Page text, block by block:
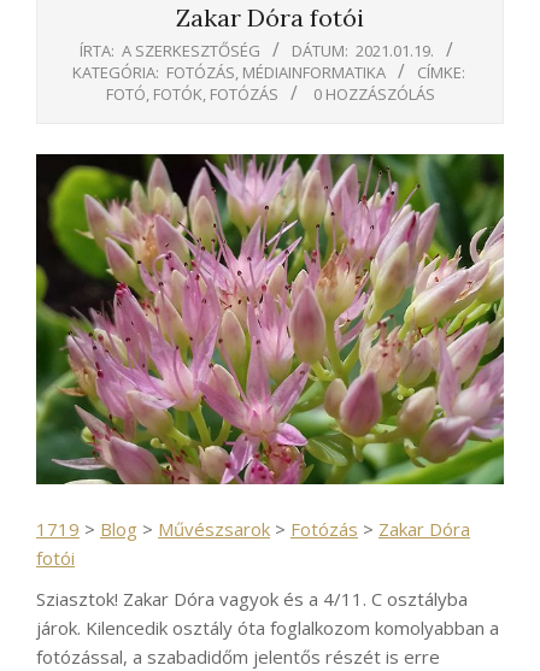
Zakar Dóra fotói
ÍRTA: A SZERKESZTŐSÉG DÁTUM: 2021.01.19.
KATEGÓRIA: FOTÓZÁS, MÉDIAINFORMATIKA
CÍMKE:
FOTÓ, FOTÓK, FOTÓZÁS 0 HOZZÁSZÓLÁS
1719 > Blog > Művészsarok > Fotózás > Zakar Dóra
fotói
Sziasztok! Zakar Dóra vagyok és a 4/11. C osztályba
járok. Kilencedik osztály óta foglalkozom komolyabban a
fotózással, a szabadidőm jelentős részét is erre